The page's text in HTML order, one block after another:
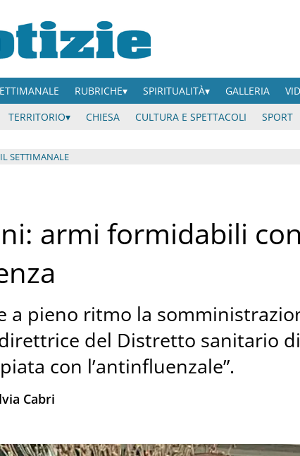
RUBRICHE SPIRITUALITÀ GALLERIA
TERRITORIO CHIESA CULTURA E SPETTACOLI SPORT
SETTIMANALE
armi formidabili
a pieno ritmo la
del Distretto sanitario di
con l’antinfluenzale”.
Cabri